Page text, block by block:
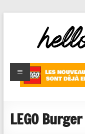
HelloBricks
Blog LEGO,
nouveaut�s
reviews
LEGO